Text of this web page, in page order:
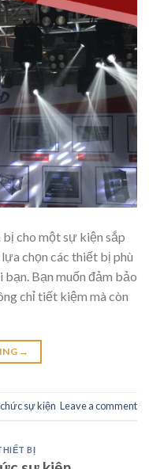
cho một sự kiện sắp
chọn các thiết bị phù
Bạn muốn đảm bảo
chỉ tiết kiệm mà còn
→
sự kiện Leave a comment
BỊ